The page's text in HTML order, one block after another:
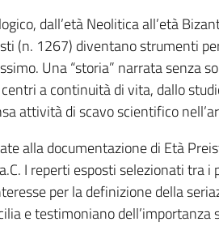
dall’età Neolitica all’età
(n. 1267) diventano strumenti
Una “storia” narrata senza
a continuità di vita, dallo
attività di scavo scientifico
alla documentazione di Età
I reperti esposti selezionati tra
per la definizione della
e testimoniano dell’importanza